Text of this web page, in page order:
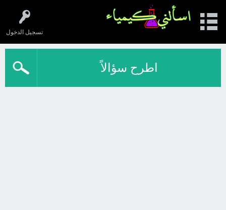
تسجيل الدخول
اطرح سؤالاً